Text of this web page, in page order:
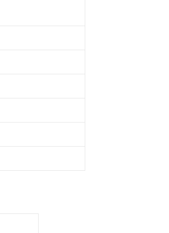
、対応完了までの期間は出荷製品に未対応品が
、特段のことがない限り、2022年1月12日よ